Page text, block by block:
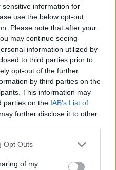
information for
use the below opt-out
Please note that after your
may continue seeing
information utilized by
to third parties prior to
opt-out of the further
by third parties on the
This information may
parties on the IAB’s List of
further disclose it to other
uses one or more Google
behaviour. You may click to
Opt Outs
of my
Έιρ» (1847) τηςΣάρλοτ
Μπερνςπεθαίνει από
μαραμένο από την
αποκαλεί τον
Σοπέν «δύστυχο
οΚάρολος Ντίκενς
του Σμάικ στο
πως «καθώς το
δεν υπήρξε καθολικό